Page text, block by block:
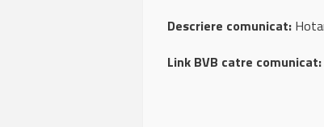
Descriere comunicat:
Link BVB catre comunicat: